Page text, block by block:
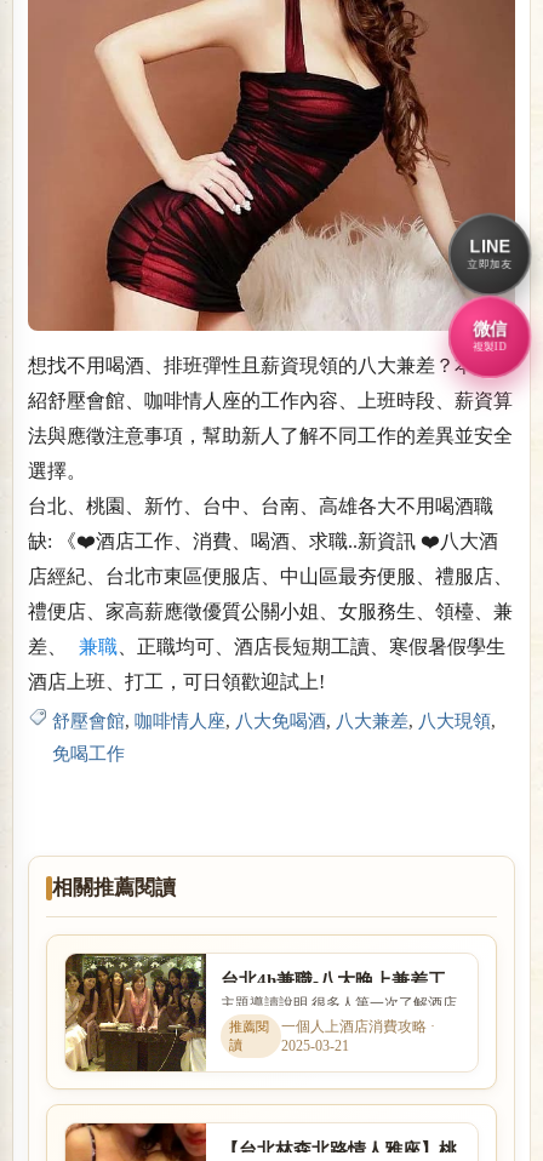
想找不用喝酒、排班彈性且薪資現領的八大兼差？本文介
紹舒壓會館、咖啡情人座的工作內容、上班時段、薪資算
法與應徵注意事項，幫助新人了解不同工作的差異並安全
選擇。
台北、桃園、新竹、台中、台南、高雄各大不用喝酒職
缺: 《❤️酒店工作、消費、喝酒、求職..新資訊 ❤️八大酒
店經紀、台北市東區便服店、中山區最夯便服、禮服店、
禮便店、家高薪應徵優質公關小姐、女服務生、領檯、兼
差、
兼職 、正職均可、酒店長短期工讀、寒假暑假學生
酒店上班、打工，可日領歡迎試上!
舒壓會館, 咖啡情人座, 八大免喝酒, 八大兼差, 八大現領,
免喝工作
相關推薦閱讀
台北4h兼職-八大晚上兼差工
作免喝酒日領現領
主題導讀說明 很多人第一次了解酒店
工作時，最在意的就是收入怎麼計
算、是否可以日領現領，以及...
一個人上酒店消費攻略 ·
2025-03-21
【台北林森北路情人雅座】桃
LINE
立即加友
微信
複製ID